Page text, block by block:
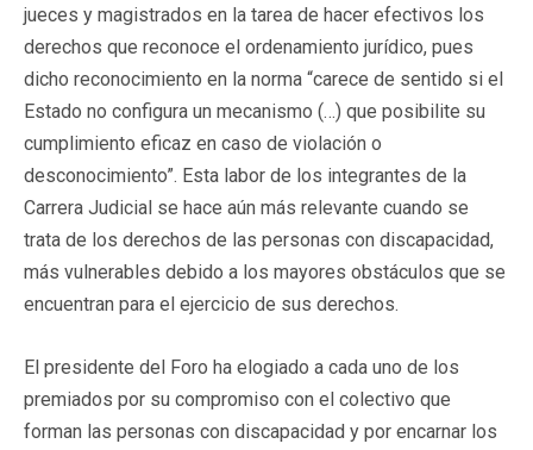
jueces y magistrados en la tarea de hacer efectivos los
derechos que reconoce el ordenamiento jurídico, pues
dicho reconocimiento en la norma “carece de sentido si el
Estado no configura un mecanismo (…) que posibilite su
cumplimiento eficaz en caso de violación o
desconocimiento”. Esta labor de los integrantes de la
Carrera Judicial se hace aún más relevante cuando se
trata de los derechos de las personas con discapacidad,
más vulnerables debido a los mayores obstáculos que se
encuentran para el ejercicio de sus derechos.
El presidente del Foro ha elogiado a cada uno de los
premiados por su compromiso con el colectivo que
forman las personas con discapacidad y por encarnar los